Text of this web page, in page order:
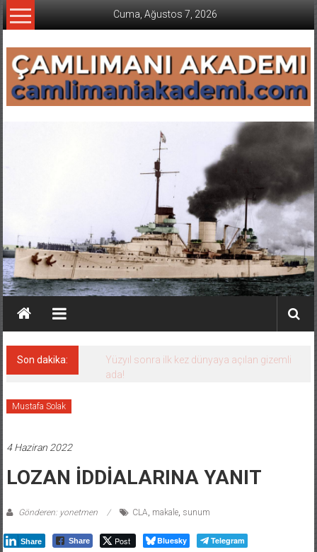
İçeriğe
geç
Cuma, Ağustos 7, 2026
Son dakika:
Yüzyıl sonra ilk kez dünyaya açılan gizemli
ada!
Mustafa Solak
4 Haziran 2022
LOZAN İDDİALARINA YANIT
Gönderen: yonetmen CLA, makale, sunum
Share Share Post Bluesky Telegram